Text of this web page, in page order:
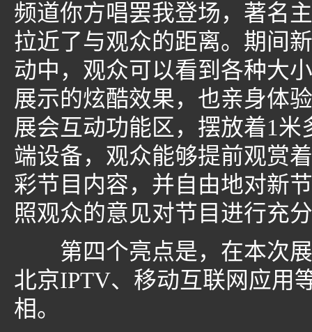
频道你方唱罢我登场，著名
拉近了与观众的距离。期间
动中，观众可以看到各种大
展示的炫酷效果，也亲身体
展会互动功能区，摆放着1
端设备，观众能够提前观赏
彩节目内容，并自由地对新
照观众的意见对节目进行充
第四个亮点是，在本次展
北京IPTV、移动互联网应用
相。